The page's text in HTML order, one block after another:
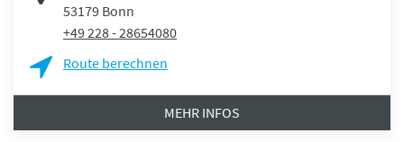
53179 Bonn
+49 228 - 28654080
Route berechnen
MEHR INFOS